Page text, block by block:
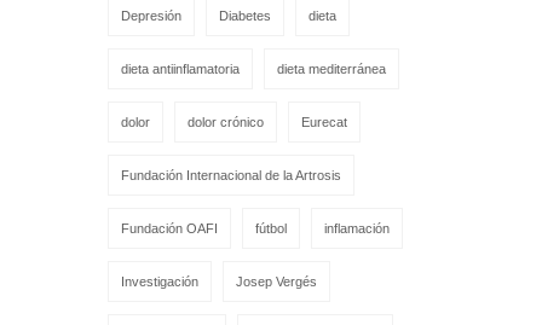
Depresión Diabetes dieta
dieta antiinflamatoria dieta mediterránea
dolor dolor crónico Eurecat
Fundación Internacional de la Artrosis
Fundación OAFI fútbol inflamación
Investigación Josep Vergés